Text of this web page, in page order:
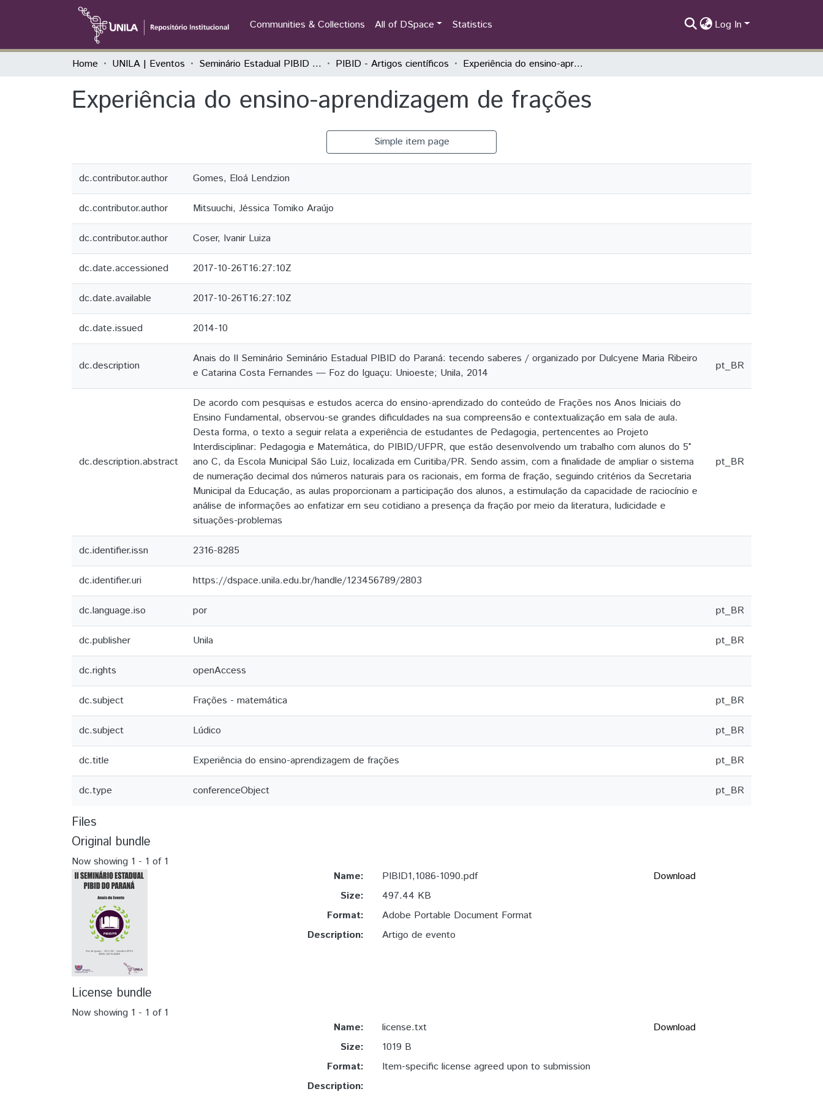
Communities & Collections All of DSpace Statistics Log In
Home UNILA | Eventos Seminário Estadual PIBID do Paraná: tecendo saberes (PIBID) PIBID - Artigos científicos Experiência do ensino-aprendizagem de frações
Experiência do ensino-aprendizagem de frações
Simple item page
dc.contributor.author Gomes, Eloá Lendzion
dc.contributor.author Mitsuuchi, Jéssica Tomiko Araújo
dc.contributor.author Coser, Ivanir Luiza
dc.date.accessioned 2017-10-26T16:27:10Z
dc.date.available 2017-10-26T16:27:10Z
dc.date.issued 2014-10
dc.description
Anais do II Seminário Seminário Estadual PIBID do Paraná: tecendo saberes / organizado por Dulcyene Maria Ribeiro
e Catarina Costa Fernandes — Foz do Iguaçu: Unioeste; Unila, 2014
pt_BR
dc.description.abstract
De acordo com pesquisas e estudos acerca do ensino-aprendizado do conteúdo de Frações nos Anos Iniciais do
Ensino Fundamental, observou-se grandes dificuldades na sua compreensão e contextualização em sala de aula.
Desta forma, o texto a seguir relata a experiência de estudantes de Pedagogia, pertencentes ao Projeto
Interdisciplinar: Pedagogia e Matemática, do PIBID/UFPR, que estão desenvolvendo um trabalho com alunos do 5°
ano C, da Escola Municipal São Luiz, localizada em Curitiba/PR. Sendo assim, com a finalidade de ampliar o sistema
de numeração decimal dos números naturais para os racionais, em forma de fração, seguindo critérios da Secretaria
Municipal da Educação, as aulas proporcionam a participação dos alunos, a estimulação da capacidade de raciocínio e
análise de informações ao enfatizar em seu cotidiano a presença da fração por meio da literatura, ludicidade e
situações-problemas
pt_BR
dc.identifier.issn 2316-8285
dc.identifier.uri https://dspace.unila.edu.br/handle/123456789/2803
dc.language.iso por pt_BR
dc.publisher Unila pt_BR
dc.rights openAccess
dc.subject Frações - matemática pt_BR
dc.subject Lúdico pt_BR
dc.title Experiência do ensino-aprendizagem de frações pt_BR
dc.type conferenceObject pt_BR
Files
Original bundle
Now showing 1 - 1 of 1
Name:
PIBID1,1086-1090.pdf
Size:
497.44 KB
Format:
Adobe Portable Document Format
Description:
Artigo de evento
Download
License bundle
Now showing 1 - 1 of 1
Name:
license.txt
Size:
1019 B
Format:
Item-specific license agreed upon to submission
Description:
Download